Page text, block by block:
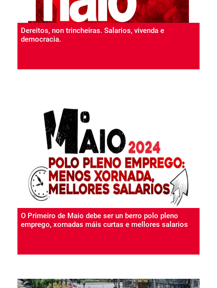
Dereitos, non trincheiras. Salarios, vivenda e
democracia.
O Primeiro de Maio debe ser un berro polo pleno
emprego, xornadas máis curtas e mellores salarios